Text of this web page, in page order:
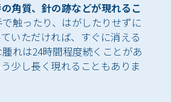
角質、針の跡などが現れるこ
で触ったり、はがしたりせずに
いただければ、すぐに消える
れは24時間程度続くことがあ
少し長く現れることもありま